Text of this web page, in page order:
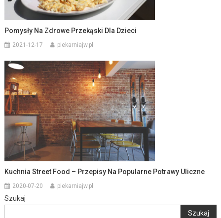
Pomysły Na Zdrowe Przekąski Dla Dzieci
2021-12-17 piekarniajw.pl
Kuchnia Street Food – Przepisy Na Popularne Potrawy Uliczne
2020-07-20 piekarniajw.pl
Szukaj
Szukaj